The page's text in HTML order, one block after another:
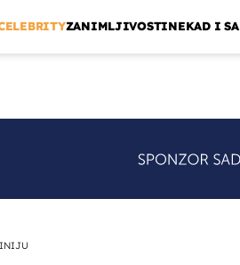
ZANIMLJIVOSTINEKAD I